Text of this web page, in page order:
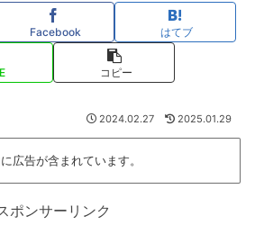
Facebook はてブ
コピー
2024.02.27 2025.01.29
広告が含まれています。
ポンサーリンク